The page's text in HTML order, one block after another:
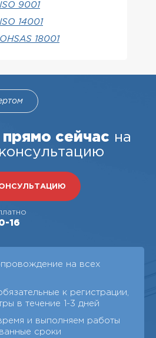
9001
14001
18001
сейчас на
16
на всех
к регистрации,
в течение 1-3 дней
и выполняем работы
сроки